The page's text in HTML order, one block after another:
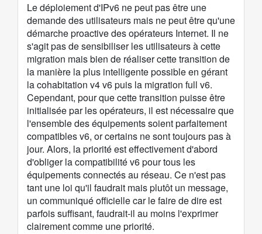
Le déploiement d'IPv6 ne peut pas être une
demande des utilisateurs mais ne peut être qu'une
démarche proactive des opérateurs Internet. Il ne
s'agit pas de sensibiliser les utilisateurs à cette
migration mais bien de réaliser cette transition de
la manière la plus intelligente possible en gérant
la cohabitation v4 v6 puis la migration full v6.
Cependant, pour que cette transition puisse être
initialisée par les opérateurs, il est nécessaire que
l'ensemble des équipements soient parfaitement
compatibles v6, or certains ne sont toujours pas à
jour. Alors, la priorité est effectivement d'abord
d'obliger la compatibilité v6 pour tous les
équipements connectés au réseau. Ce n'est pas
tant une loi qu'il faudrait mais plutôt un message,
un communiqué officielle car le faire de dire est
parfois suffisant, faudrait-il au moins l'exprimer
clairement comme une priorité.